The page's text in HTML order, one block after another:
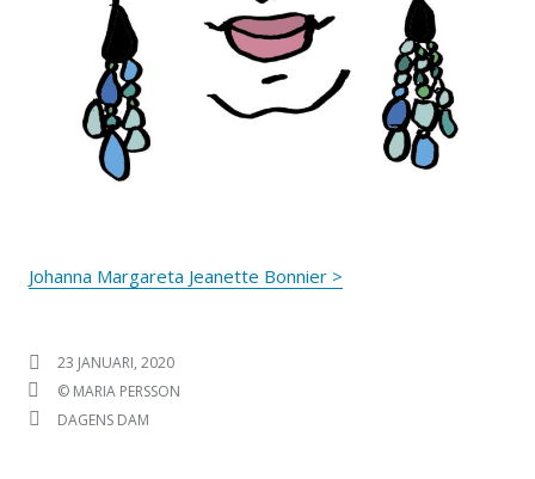
Johanna Margareta Jeanette Bonnier >
PUBLICERAT DEN
23 JANUARI, 2020
FÖRFATTARE
© MARIA PERSSON
KATEGORIER
DAGENS DAM